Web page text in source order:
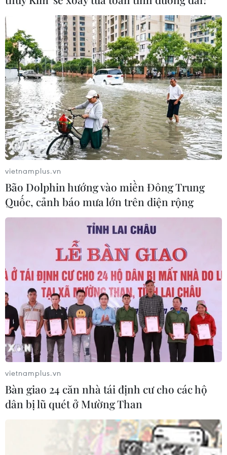
05/08/2026 14:59
Foxconn đạt doanh thu cao kỷ lục
nhờ nhu cầu mạnh đối với AI
05/08/2026 13:41
Hãng Walt Disney ký thỏa thuận
chưa từng có tiền lệ với TikTok
05/08/2026 13:31
Cảng hàng không Quảng Trị tăng
tốc, hướng tới mục tiêu khai thác
cuối năm 2026
Thẻ tín dụng Cake 2in1: Cho phép
đặc quyền thiết kế của người dùng
05/08/2026 09:48
Nhà bán lẻ thời trang trực tuyến lớn
nhất châu Âu thu hẹp dự báo lợi
nhuận
nền tảng cho thị trường chứng
vietnamplus.vn
Bão Dolphin hướng vào miền Đông Trung
Quốc, cảnh báo mưa lớn trên diện rộng
vietnamplus.vn
Bàn giao 24 căn nhà tái định cư cho các hộ
dân bị lũ quét ở Mường Than